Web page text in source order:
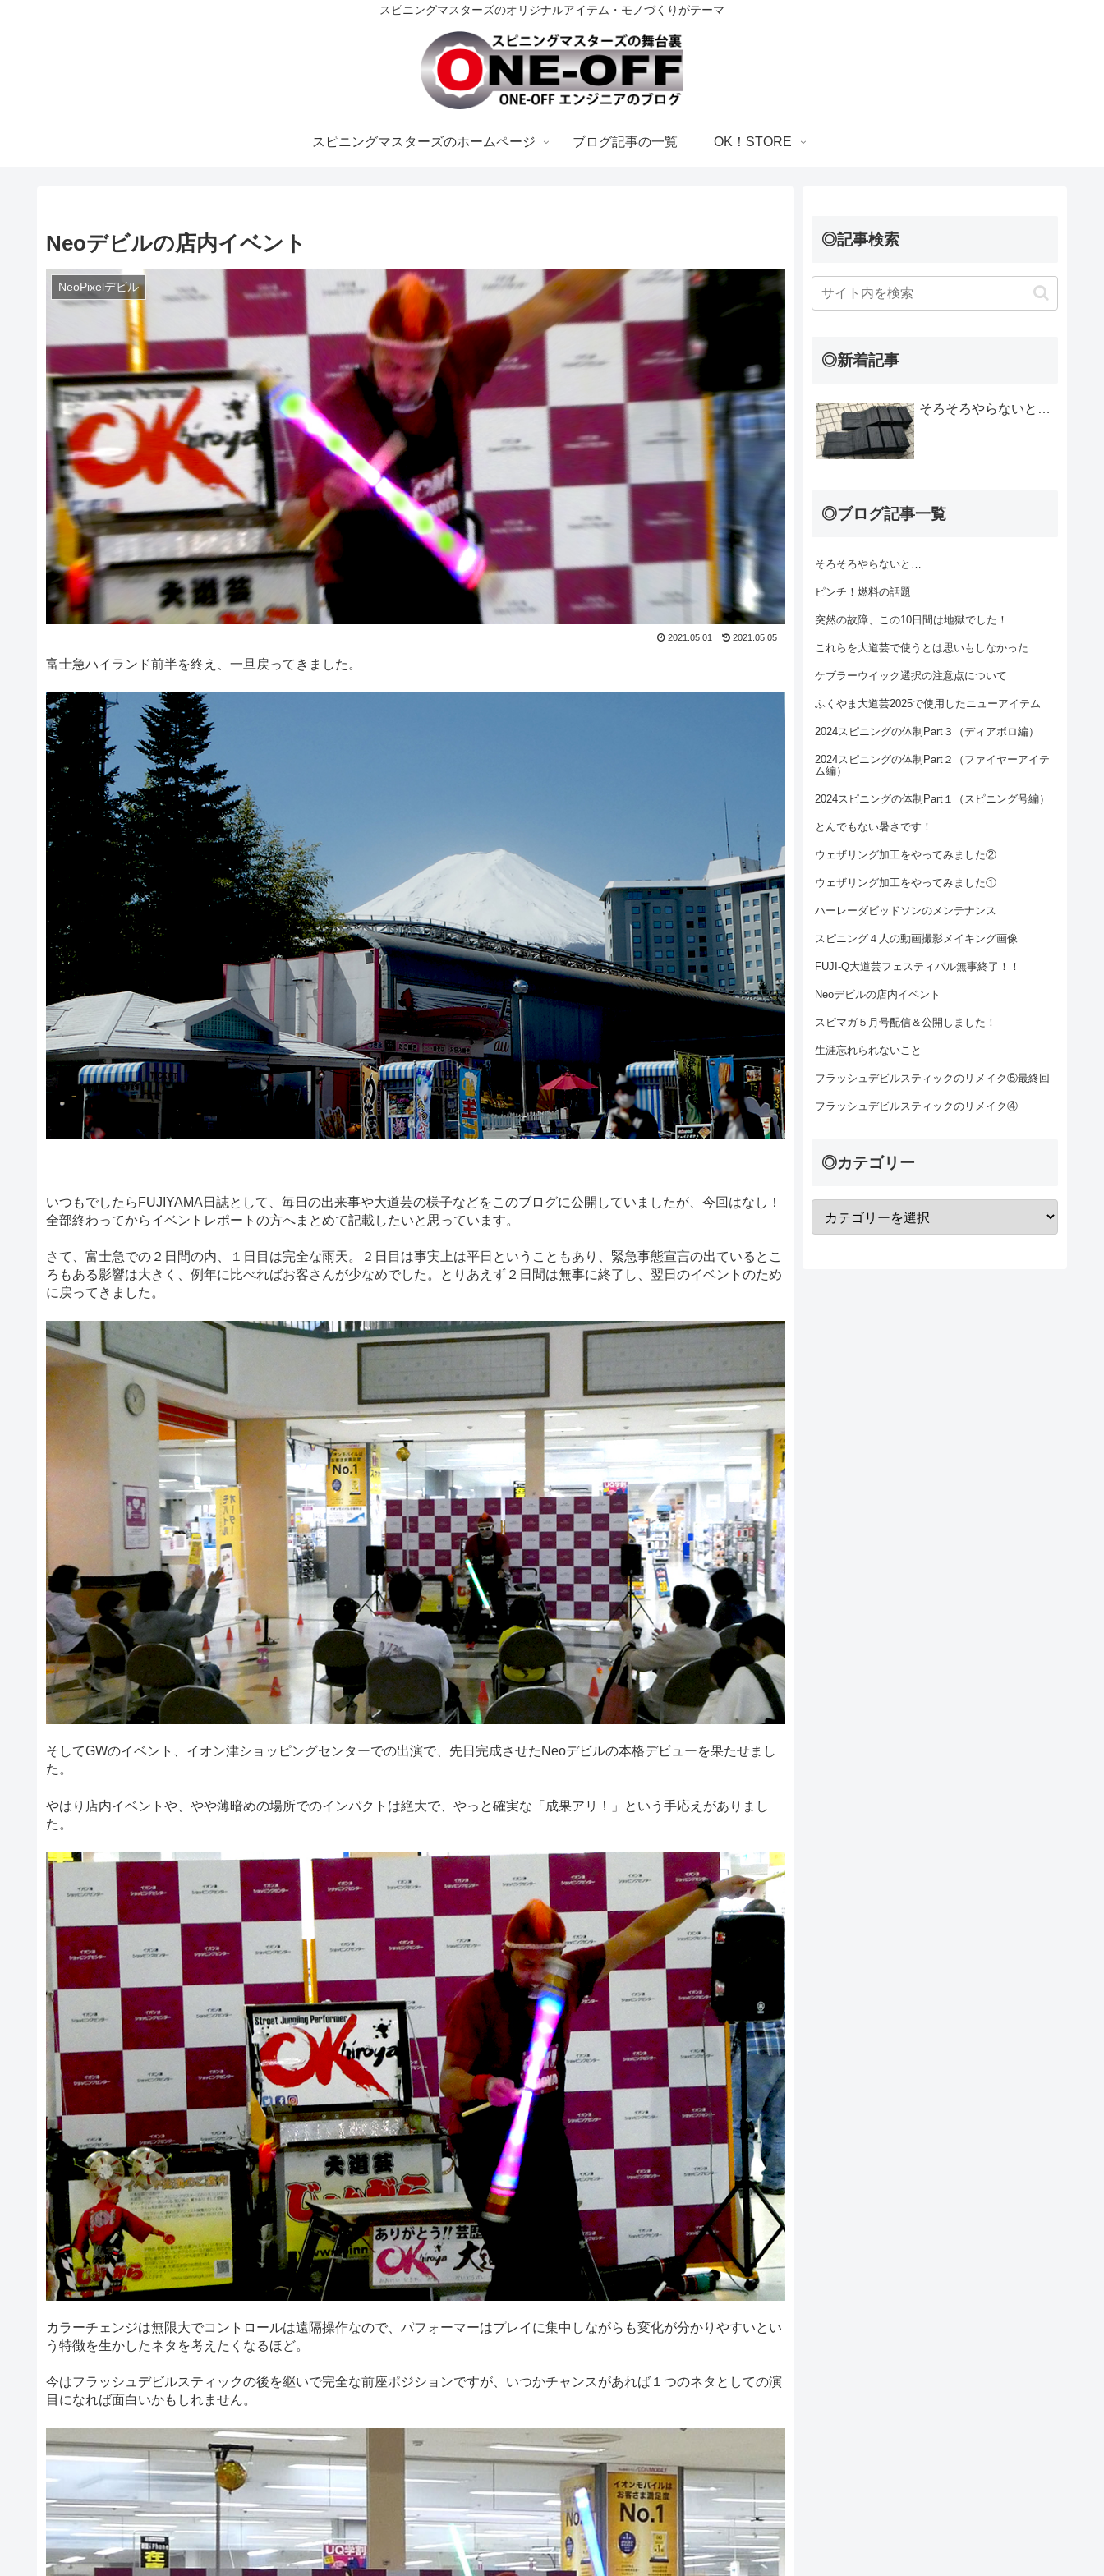
スピニングマスターズのオリジナルアイテム・モノづくりがテーマ
スピニングマスターズのホームページ ブログ記事の一覧 OK！STORE
Neoデビルの店内イベント
NeoPixelデビル
2021.05.01 2021.05.05
富士急ハイランド前半を終え、一旦戻ってきました。
いつもでしたらFUJIYAMA日誌として、毎日の出来事や大道芸の様子などをこのブログに公開していましたが、今回はなし！
全部終わってからイベントレポートの方へまとめて記載したいと思っています。
さて、富士急での２日間の内、１日目は完全な雨天。２日目は事実上は平日ということもあり、緊急事態宣言の出ているとこ
ろもある影響は大きく、例年に比べればお客さんが少なめでした。とりあえず２日間は無事に終了し、翌日のイベントのため
に戻ってきました。
そしてGWのイベント、イオン津ショッピングセンターでの出演で、先日完成させたNeoデビルの本格デビューを果たせまし
た。
やはり店内イベントや、やや薄暗めの場所でのインパクトは絶大で、やっと確実な「成果アリ！」という手応えがありまし
た。
カラーチェンジは無限大でコントロールは遠隔操作なので、パフォーマーはプレイに集中しながらも変化が分かりやすいとい
う特徴を生かしたネタを考えたくなるほど。
今はフラッシュデビルスティックの後を継いで完全な前座ポジションですが、いつかチャンスがあれば１つのネタとしての演
目になれば面白いかもしれません。
◎記事検索
◎新着記事
そろそろやらないと…
◎ブログ記事一覧
そろそろやらないと…
ピンチ！燃料の話題
突然の故障、この10日間は地獄でした！
これらを大道芸で使うとは思いもしなかった
ケブラーウイック選択の注意点について
ふくやま大道芸2025で使用したニューアイテム
2024スピニングの体制Part３（ディアボロ編）
2024スピニングの体制Part２（ファイヤーアイテ
ム編）
2024スピニングの体制Part１（スピニング号編）
とんでもない暑さです！
ウェザリング加工をやってみました②
ウェザリング加工をやってみました①
ハーレーダビッドソンのメンテナンス
スピニング４人の動画撮影メイキング画像
FUJI-Q大道芸フェスティバル無事終了！！
Neoデビルの店内イベント
スピマガ５月号配信＆公開しました！
生涯忘れられないこと
フラッシュデビルスティックのリメイク⑤最終回
フラッシュデビルスティックのリメイク④
◎カテゴリー